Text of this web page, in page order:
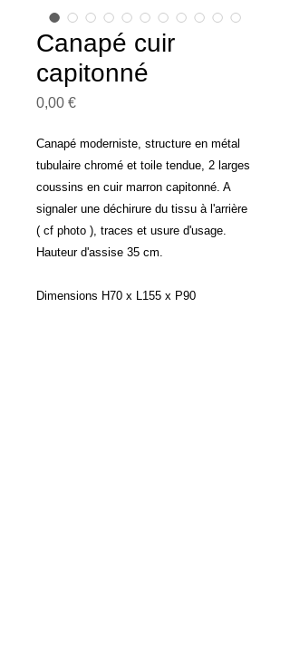
Canapé cuir
capitonné
0,00 €Prix
Canapé moderniste, structure en métal
tubulaire chromé et toile tendue, 2 larges
coussins en cuir marron capitonné. A
signaler une déchirure du tissu à l'arrière
( cf photo ), traces et usure d'usage.
Hauteur d'assise 35 cm.
Dimensions H70 x L155 x P90